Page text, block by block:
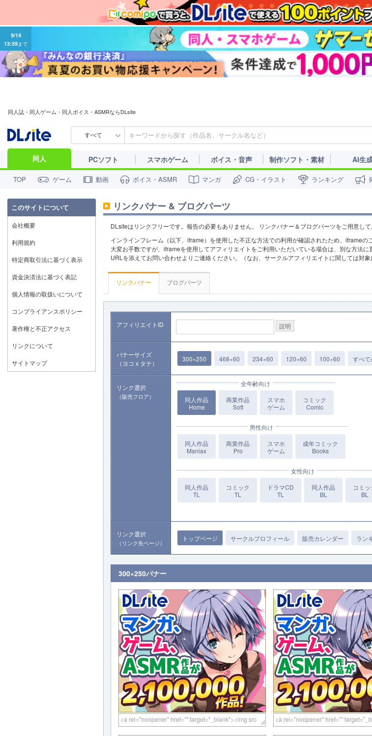
9/14
13:59まで
同人誌・同人ゲーム・同人ボイス・ASMRならDLsite
すべて
同人 PCソフト スマホゲーム ボイス・音声 制作ソフト・素材 AI生
TOP ゲーム 動画 ボイス・ASMR マンガ CG・イラスト ランキング
リンクバナー & ブログパーツ
DLsiteはリンクフリーです。報告の必要もありません。 リンクバナー＆ブログパーツをご用意し
インラインフレーム（以下、iframe）を使用した不正な方法での利用が確認されたため、iframeの
大変お手数ですが、iframeを使用してアフィリエイトをご利用いただいている場合は、別な方法
URLを添えてお問い合わせよりご連絡ください。（なお、サークルアフィリエイトに関しては対象
リンクバナー ブログパーツ
アフィリエイトID 説明
バナーサイズ
（ヨコ x タテ）
300×250 468×60 234×60 120×60 100×60 すべ
リンク選択
（販売フロア）
全年齢向け
同人作品
Home
商業作品
Soft
スマホ
ゲーム
コミック
Comic
男性向け
同人作品
Maniax
商業作品
Pro
スマホ
ゲーム
成年コミック
Books
女性向け
同人作品
TL
コミック
TL
ドラマCD
TL
同人作品
BL
コミッ
BL
リンク選択
（リンク先ページ）
トップページ サークルプロフィール 販売カレンダー ラン
300×250バナー
このサイトについて
会社概要
利用規約
特定商取引法に基づく表示
資金決済法に基づく表記
個人情報の取扱いについて
コンプライアンスポリシー
著作権と不正アクセス
リンクについて
サイトマップ